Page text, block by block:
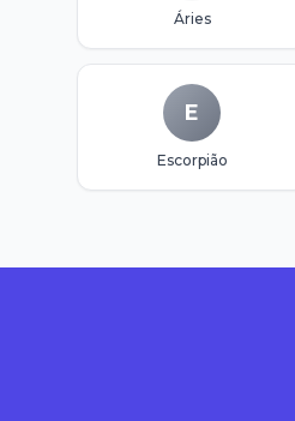
Áries
E
Escorpião